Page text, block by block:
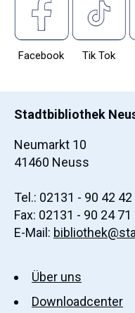
Facebook Tik Tok
Stadtbibliothek
Neumarkt 10
41460 Neuss
Tel.: 02131 - 90 42 42
Fax: 02131 - 90 24 71
E-Mail:
Über uns
Downloadcenter